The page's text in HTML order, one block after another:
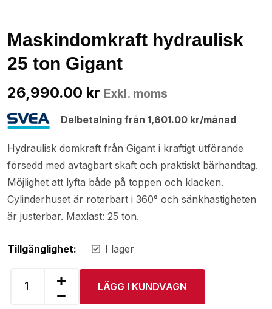
Delbetalning från 1,601.00 kr/månad
26,990.00 kr Exkl. moms
Maskindomkraft hydraulisk
25 ton Gigant
Hydraulisk domkraft från Gigant i kraftigt utförande
försedd med avtagbart skaft och praktiskt bärhandtag.
Möjlighet att lyfta både på toppen och klacken.
Cylinderhuset är roterbart i 360° och sänkhastigheten
är justerbar. Maxlast: 25 ton.
Tillgänglighet: I lager
LÄGG I KUNDVAGN